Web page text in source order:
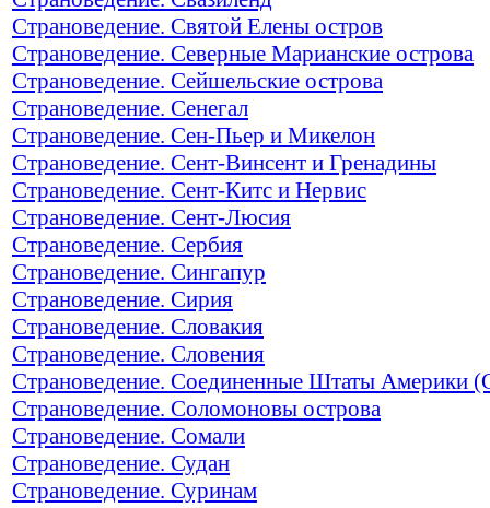
Страноведение. Святой Елены остров
Страноведение. Северные Марианские острова
Страноведение. Сейшельские острова
Страноведение. Сенегал
Страноведение. Сен-Пьер и Микелон
Страноведение. Сент-Винсент и Гренадины
Страноведение. Сент-Китс и Нервис
Страноведение. Сент-Люсия
Страноведение. Сербия
Страноведение. Сингапур
Страноведение. Сирия
Страноведение. Словакия
Страноведение. Словения
Страноведение. Соединенные Штаты
Страноведение. Соломоновы острова
Страноведение. Сомали
Страноведение. Судан
Страноведение. Суринам